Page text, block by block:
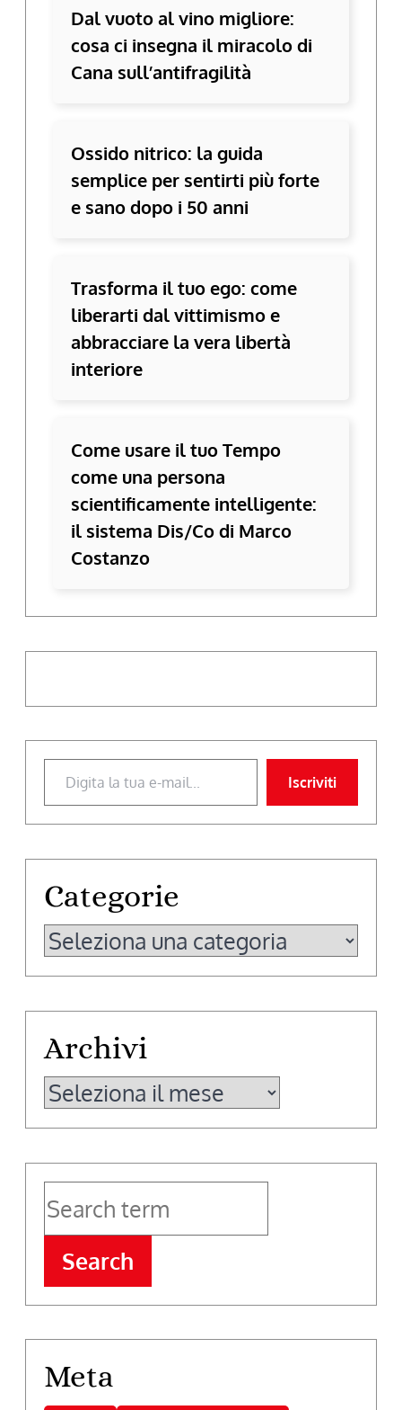
Dal vuoto al vino migliore:
cosa ci insegna il miracolo di
Cana sull’antifragilità
Ossido nitrico: la guida
semplice per sentirti più forte
e sano dopo i 50 anni
Trasforma il tuo ego: come
liberarti dal vittimismo e
abbracciare la vera libertà
interiore
Come usare il tuo Tempo
come una persona
scientificamente intelligente:
il sistema Dis/Co di Marco
Costanzo
Digita la tua e-mail...
Iscriviti
Categorie
Categorie
Archivi
Archivi
Search
Meta